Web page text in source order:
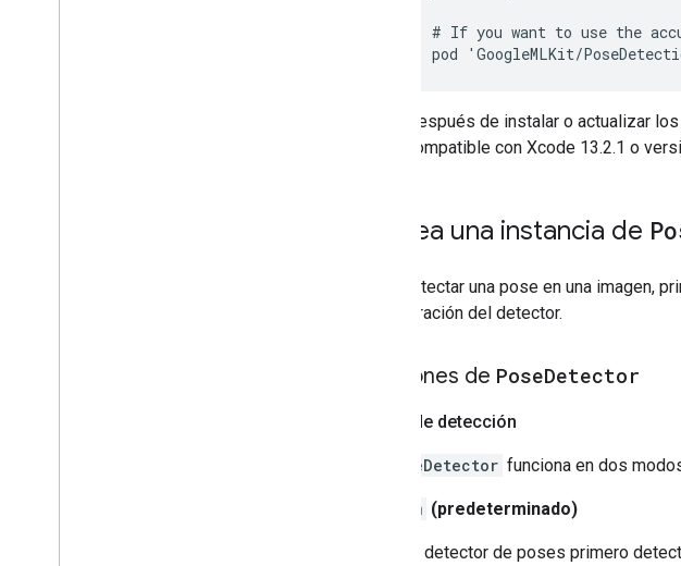
# If you want to use the
pod
' GoogleMLKit/
Después de instalar o actualizar
compatible con Xcode 13.2.1 o
Crea una instancia de
Para detectar una pose en una imagen,
configuración del detector.
Opciones de PoseDetector
Modo de detección
PoseDetector funciona en dos
stream (predeterminado)
El detector de poses primero